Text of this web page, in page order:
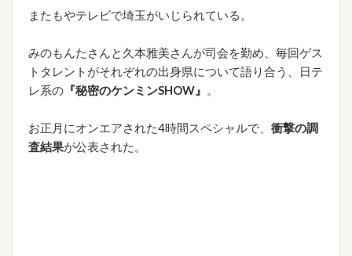
またもやテレビで埼玉がいじられている。
みのもんたさんと久本雅美さんが司会を勤め、毎回ゲス
トタレントがそれぞれの出身県について語り合う、日テ
レ系の 『秘密のケンミンSHOW』 。
お正月にオンエアされた4時間スペシャルで、 衝撃の調
査結果が公表された。